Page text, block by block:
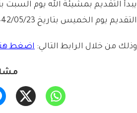
التقديم يوم الخميس بتاريخ 1442/05/23هـ الموافق 2021/01/07م
وذلك من خلال الرابط التالي: اضغط